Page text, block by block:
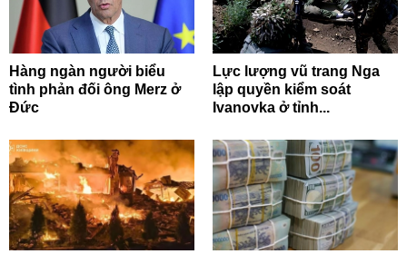
Hàng ngàn người biểu
tình phản đối ông Merz ở
Đức
Lực lượng vũ trang Nga
lập quyền kiểm soát
Ivanovka ở tỉnh...